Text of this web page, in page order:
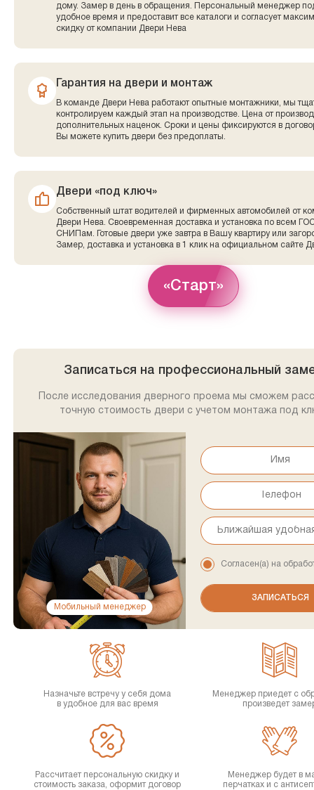
дому. Замер в день в обращения. Персональный менеджер
удобное время и предоставит все каталоги и согласует
скидку от компании Двери Нева
Гарантия на двери и монтаж
В команде Двери Нева работают опытные монтажники, мы
контролируем каждый этап на производстве. Цена от
дополнительных наценок. Сроки и цены фиксируются в
Вы можете купить двери без предоплаты.
Двери «под ключ»
Собственный штат водителей и фирменных автомобилей от
Двери Нева. Своевременная доставка и установка по всем
СНИПам. Готовые двери уже завтра в Вашу квартиру или
Замер, доставка и установка в 1 клик на официальном сайте
«Старт»
Записаться на профессиональный
После исследования дверного проема мы сможем
точную стоимость двери с учетом монтажа под
Мобильный менеджер
Согласен(а) на
Назначьте встречу у себя дома
в удобное для вас время
Менеджер приедет с
произведет
Рассчитает персональную скидку и
стоимость заказа, оформит договор
Менеджер будет в
перчатках и с